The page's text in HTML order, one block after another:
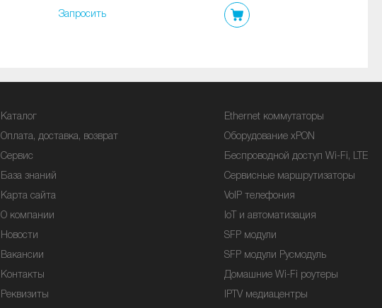
Запросить
Каталог
Оплата, доставка, возврат
Сервис
База знаний
Карта сайта
О компании
Новости
Вакансии
Контакты
Реквизиты
Ethernet коммутаторы
Оборудование xPON
Беспроводной доступ Wi-Fi, LTE
Сервисные маршрутизаторы
VoIP телефония
IoT и автоматизация
SFP модули
SFP модули Русмодуль
Домашние Wi-Fi роутеры
IPTV медиацентры